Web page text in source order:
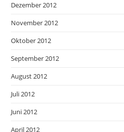
Dezember 2012
November 2012
Oktober 2012
September 2012
August 2012
Juli 2012
Juni 2012
April 2012